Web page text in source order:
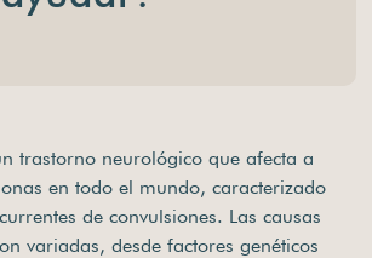
trastorno neurológico que afecta a
en todo el mundo, caracterizado
de convulsiones. Las causas
variadas, desde factores genéticos